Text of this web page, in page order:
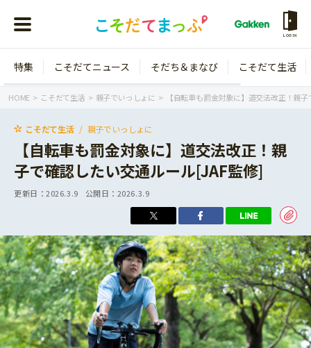
LOGIN
年齢から探す
1歳
年中
年長
小学1年生
小学2年生
小学3年生
小学4年生
小学5年生
小学6年生
こそだてニュース
イベント
ニュース
そだち＆まなび
ワーク・ドリル
こそだて生活
特集 こそだてニュース そだち＆まなび こそだて生活
HOME こそだて生活 親子でいっしょに 【自転車も罰金対象に】道交法改正！親
こそだて生活 親子でいっしょに
【自転車も罰金対象に】道交法改正！親
子で確認したい交通ルール[JAF監修]
更新日：2026.3.9 公開日： 2026.3.9